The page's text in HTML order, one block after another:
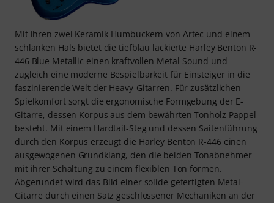
Mit ihren zwei Keramik-Humbuckern von Artec und einem
schlanken Hals bietet die tiefblau lackierte Harley Benton R-
446 Blue Metallic einen kraftvollen Metal-Sound und
zugleich eine moderne Bespielbarkeit für Einsteiger in die
faszinierende Welt der Heavy-Gitarren. Für zusätzlichen
Spielkomfort sorgt die ergonomische Formgebung der E-
Gitarre, dessen Korpus aus dem bewährten Tonholz Pappel
besteht. Mit einem Hardtail-Steg und dessen Saitenführung
durch den Korpus erzeugt die Harley Benton R-446 einen
ausgewogenen Grundklang, den die beiden Tonabnehmer
mit ihrer Schaltung zu einem flexiblen Ton formen.
Abgerundet wird das Bild einer solide gefertigten Metal-
Gitarre durch einen Satz geschlossener Mechaniken an der